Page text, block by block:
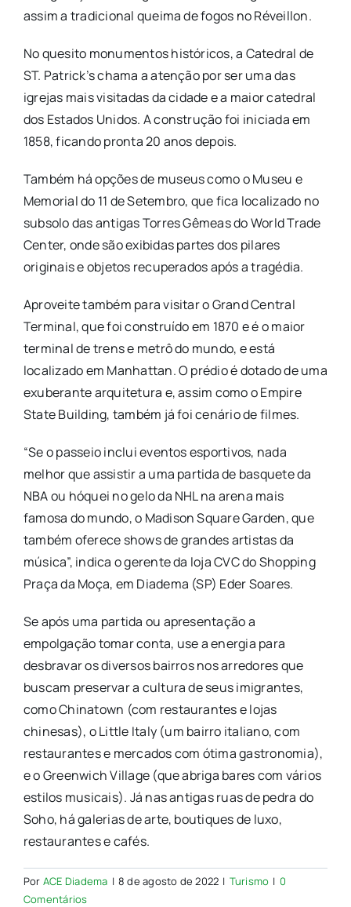
assim a tradicional queima de fogos no Réveillon.
No quesito monumentos históricos, a Catedral de
ST. Patrick’s chama a atenção por ser uma das
igrejas mais visitadas da cidade e a maior catedral
dos Estados Unidos. A construção foi iniciada em
1858, ficando pronta 20 anos depois.
Também há opções de museus como o Museu e
Memorial do 11 de Setembro, que fica localizado no
subsolo das antigas Torres Gêmeas do World Trade
Center, onde são exibidas partes dos pilares
originais e objetos recuperados após a tragédia.
Aproveite também para visitar o Grand Central
Terminal, que foi construído em 1870 e é o maior
terminal de trens e metrô do mundo, e está
localizado em Manhattan. O prédio é dotado de uma
exuberante arquitetura e, assim como o Empire
State Building, também já foi cenário de filmes.
“Se o passeio inclui eventos esportivos, nada
melhor que assistir a uma partida de basquete da
NBA ou hóquei no gelo da NHL na arena mais
famosa do mundo, o Madison Square Garden, que
também oferece shows de grandes artistas da
música”, indica o gerente da loja CVC do Shopping
Praça da Moça, em Diadema (SP) Eder Soares.
Se após uma partida ou apresentação a
empolgação tomar conta, use a energia para
desbravar os diversos bairros nos arredores que
buscam preservar a cultura de seus imigrantes,
como Chinatown (com restaurantes e lojas
chinesas), o Little Italy (um bairro italiano, com
restaurantes e mercados com ótima gastronomia),
e o Greenwich Village (que abriga bares com vários
estilos musicais). Já nas antigas ruas de pedra do
Soho, há galerias de arte, boutiques de luxo,
restaurantes e cafés.
Por ACE Diadema | 8 de agosto de 2022 | Turismo | 0
Comentários